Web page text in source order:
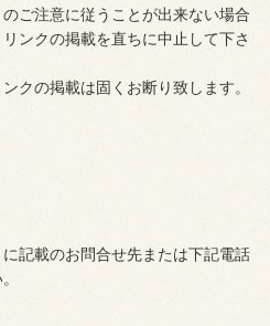
ご注意に従うことが出来ない場合
ンクの掲載を直ちに中止して下さ
クの掲載は固くお断り致します。
記載のお問合せ先または下記電話